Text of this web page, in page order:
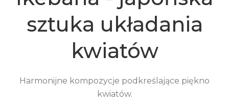
sztuka układania
kwiatów
Harmonijne kompozycje podkreślające piękno
kwiatów.